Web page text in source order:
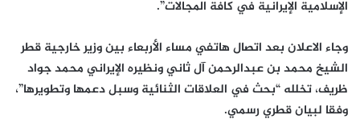
الإسلامية الإيرانية في كافة المجالات”.
وجاء الاعلان بعد اتصال هاتفي مساء الأربعاء بين وزير خارجية قطر
الشيخ محمد بن عبدالرحمن آل ثاني ونظيره الإيراني محمد جواد
ظريف، تخلله “بحث في العلاقات الثنائية وسبل دعمها وتطويرها”،
وفقا لبيان قطري رسمي.